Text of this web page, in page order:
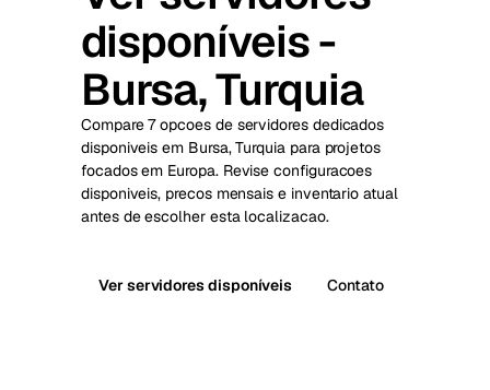
disponíveis -
Bursa, Turquia
Compare 7 opcoes de servidores dedicados
disponiveis em Bursa, Turquia para projetos
focados em Europa. Revise configuracoes
disponiveis, precos mensais e inventario atual
antes de escolher esta localizacao.
Ver servidores disponíveis Contato